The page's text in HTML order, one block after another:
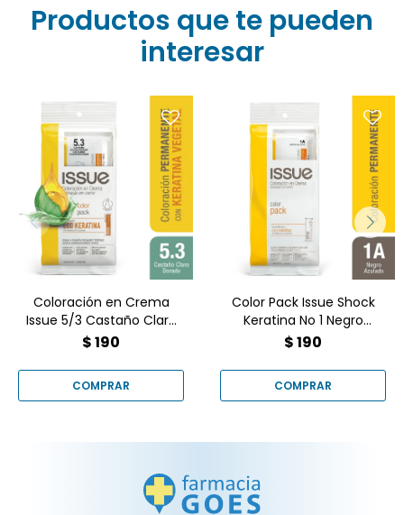
Productos que te pueden
interesar
¿Canas visibles? Ilumina
tu cabello con la
Coloración en Crema
Issue 5/3 Castaño Claro
Dorado. ¡Cómpralo online
en Farmacia Goes al
mejor precio hoy!
Coloración en Crema
Issue 5/3 Castaño Claro
Dorado 1 un
$190
¡Logra un color intenso y
duradero con el tono
Negro Azulado! Este kit de
coloración capilar incluye
shock de keratina para
proteger y nutrir tu cabello,
dejándolo brillante y
suave. Encuéntralo en
Farmacia Goes.
Color Pack Issue Shock
Keratina No 1 Negro
Azulado
$190